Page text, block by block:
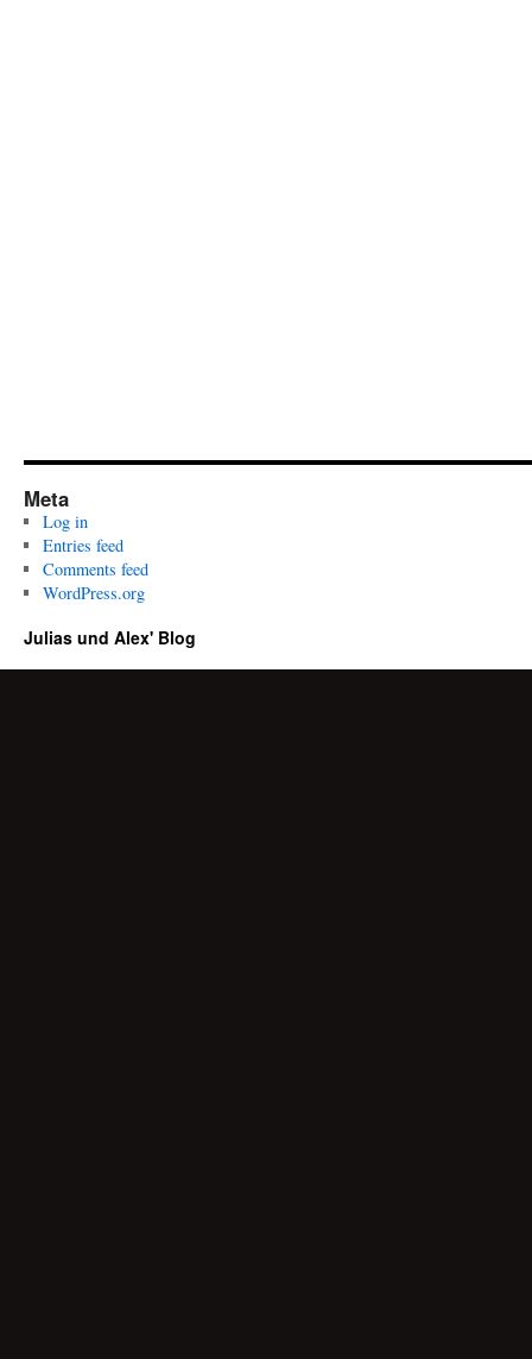
Meta
Log in
Entries feed
Comments feed
WordPress.org
Julias und Alex' Blog